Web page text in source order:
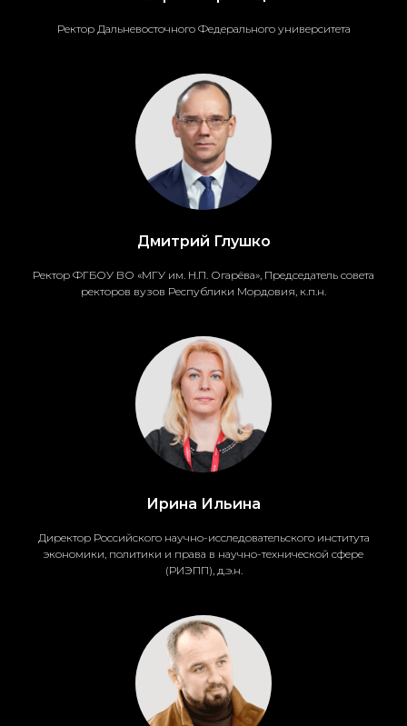
Ректор Дальневосточного Федерального университета
Дмитрий Глушко
Ректор ФГБОУ ВО «МГУ им. Н.П. Огарёва», Председатель совета
ректоров вузов Республики Мордовия, к.п.н.
Ирина Ильина
Директор Российского научно-исследовательского института
экономики, политики и права в научно-технической сфере
(РИЭПП), д.э.н.